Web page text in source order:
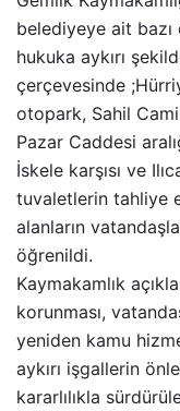
belediyeye ait
hukuka aykırı
çerçevesinde
otopark, Sahil
Pazar Caddesi
İskele karşısı ve
tuvaletlerin tahliye
alanların
öğrenildi.
Kaymakamlık
korunması,
yeniden kamu
aykırı işgallerin
kararlılıkla